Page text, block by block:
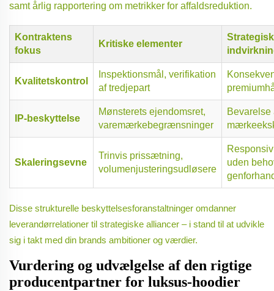
samt årlig rapportering om metrikker for affaldsreduktion.
Kontraktens
fokus
Kritiske elementer
Strategisk
Kvalitetskontrol
Inspektionsmål, verifikation
af tredjepart
IP-beskyttelse
Mønsterets ejendomsret,
varemærkebegrænsninger
Bevarelse
Skaleringsevne
Trinvis prissætning,
volumenjusteringsudløsere
uden
Disse strukturelle beskyttelsesforanstaltninger omdanner
leverandørrelationer til strategiske alliancer – i stand til at udvikle
sig i takt med din brands ambitioner og værdier.
Vurdering og udvælgelse af den rigtige
producentpartner for luksus-hoodier